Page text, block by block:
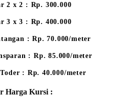
2 x 2 : Rp. 300.000
3 x 3 : Rp. 400.000
: Rp. 70.000/meter
: Rp. 85.000/meter
: Rp. 40.000/meter
Harga Kursi :